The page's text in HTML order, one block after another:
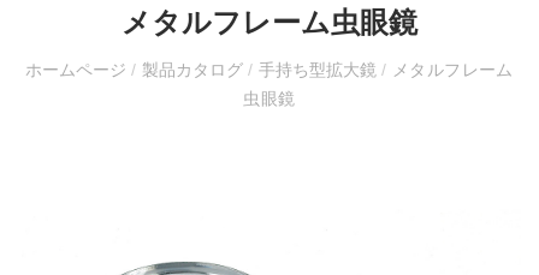
メタルフレーム虫眼鏡
ホームページ/ 製品カタログ / 手持ち型拡大鏡 / メタルフレーム
虫眼鏡